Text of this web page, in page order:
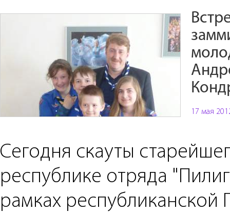
17 мая
Сегодня скауты
республике отряда
рамках республиканской